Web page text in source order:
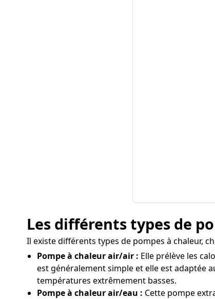
Les différents types de
Il existe différents types de pompes à chaleur,
Pompe à chaleur air/air : Elle prélève les
est généralement simple et elle est adaptée
températures extrêmement basses.
Pompe à chaleur air/eau : Cette pompe